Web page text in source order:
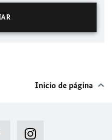
Inicio de página